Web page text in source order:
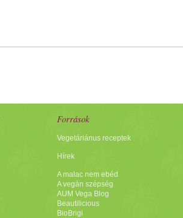
Források
Vegetáriánus receptek
Hírek
A malac nem ebéd
A vegán szépség
AUM Vega Blog
Beautilicious
BioBrigi